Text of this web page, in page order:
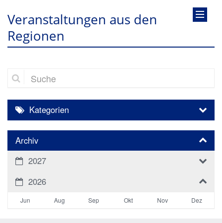
Veranstaltungen aus den
Regionen
Suche
Kategorien
Archiv
2027
2026
Jun Aug Sep Okt Nov Dez